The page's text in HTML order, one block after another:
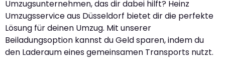
Umzugsunternehmen, das dir dabei hilft? Heinz
Umzugsservice aus Düsseldorf bietet dir die perfekte
Lösung für deinen Umzug. Mit unserer
Beiladungsoption kannst du Geld sparen, indem du
den Laderaum eines gemeinsamen Transports nutzt.